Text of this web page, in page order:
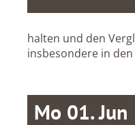
halten und den
insbesondere in
Mo 01. Jun